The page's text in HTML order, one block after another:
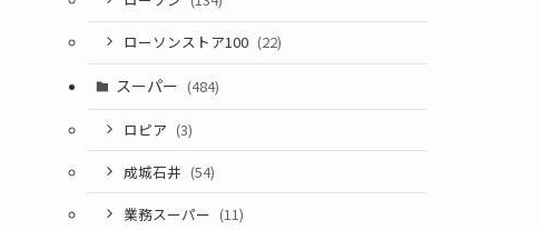
ローソンストア100 (22)
スーパー (484)
ロピア (3)
成城石井 (54)
業務スーパー (11)